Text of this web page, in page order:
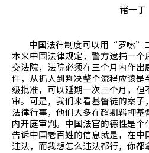
诸一丁
中国法律制度可以用“罗嗦”
本来中国法律规定，警方逮捕一
交法院，法院必须在三个月内作
件，从抓人到判决整个流程应该
级批准，可以延期一次三个月，但
审。可是，我们来看基督徒的案
法律行事，他们大多在超期羁押
内开庭审判。中国法官的德性是
告诉中国老百姓的信息就是，在
违法，而我想怎么违法都行，你都